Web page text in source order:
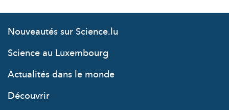
Nouveautés sur Science.lu
Science au Luxembourg
Actualités dans le monde
Découvrir